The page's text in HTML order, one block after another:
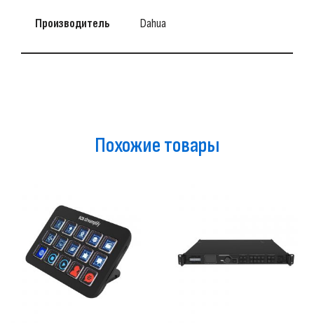
Производитель Dahua
Похожие товары